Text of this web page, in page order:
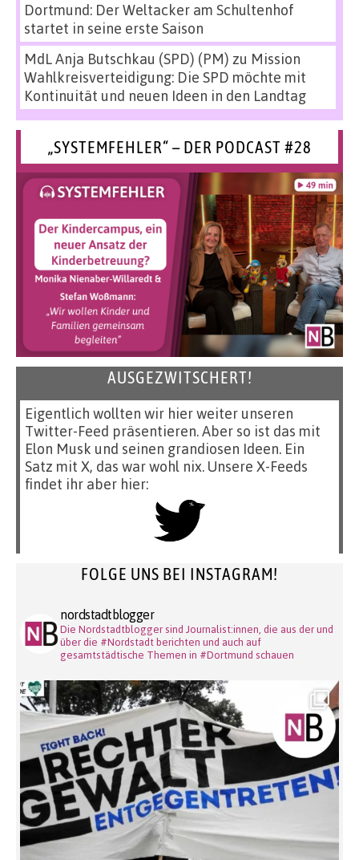
Dortmund: Der Weltacker am Schultenhof
startet in seine erste Saison
MdL Anja Butschkau (SPD) (PM) zu Mission
Wahlkreisverteidigung: Die SPD möchte mit
Kontinuität und neuen Ideen in den Landtag
„SYSTEMFEHLER“ – DER PODCAST #28
AUSGEZWITSCHERT!
Eigentlich wollten wir hier weiter unseren
Twitter-Feed präsentieren. Aber so ist das mit
Elon Musk und seinen grandiosen Ideen. Ein
Satz mit X, das war wohl nix. Unsere X-Feeds
findet ihr aber hier:
FOLGE UNS BEI INSTAGRAM!
nordstadtblogger
Die Nordstadtblogger sind Journalist:innen, die aus der und
über die #Nordstadt berichten und auch auf
gesamtstädtische Themen in #Dortmund schauen